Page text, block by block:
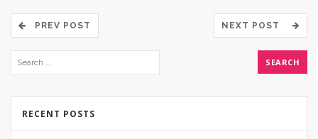
PREV POST NEXT POST
RECENT POSTS